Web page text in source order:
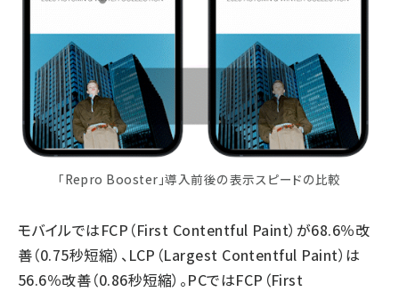
「Repro Booster」導入前後の表示スピードの比較
モバイルではFCP（First Contentful Paint）が68.6％改
善（0.75秒短縮）、LCP（Largest Contentful Paint）は
56.6％改善（0.86秒短縮）。PCではFCP（First